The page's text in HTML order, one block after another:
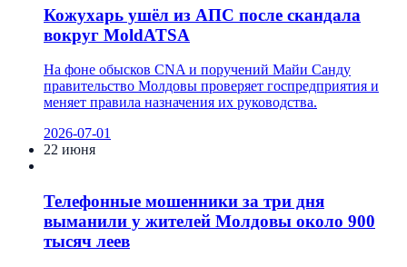
Кожухарь ушёл из АПС после скандала
вокруг MoldATSA
На фоне обысков CNA и поручений Майи Санду
правительство Молдовы проверяет госпредприятия и
меняет правила назначения их руководства.
2026-07-01
22 июня
Телефонные мошенники за три дня
выманили у жителей Молдовы около 900
тысяч леев